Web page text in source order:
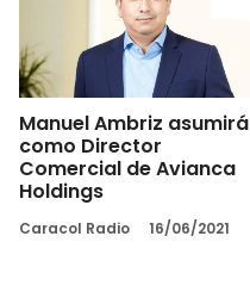
Manuel Ambriz asumirá
como Director
Comercial de Avianca
Holdings
Caracol Radio 16/06/2021